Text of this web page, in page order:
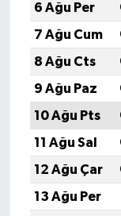
6 Ağu Per
7 Ağu Cum
8 Ağu Cts
9 Ağu Paz
10 Ağu Pts
11 Ağu Sal
12 Ağu Çar
13 Ağu Per